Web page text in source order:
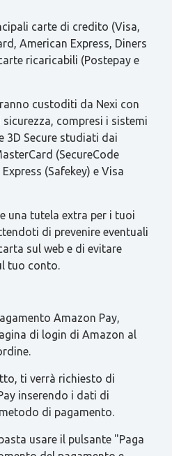
carte di credito (Visa,
American Express, Diners
ricaricabili (Postepay e
custoditi da Nexi con
compresi i sistemi
Secure studiati dai
(SecureCode
(Safekey) e Visa
una tutela extra per i tuoi
di prevenire eventuali
sul web e di evitare
tuo conto.
Amazon Pay,
di login di Amazon al
ti verrà richiesto di
inserendo i dati di
di pagamento.
usare il pulsante "Paga